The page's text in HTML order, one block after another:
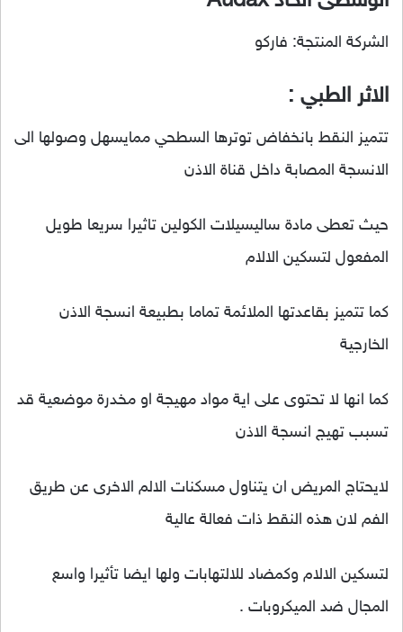
الشركة المنتجة: فاركو
الاثر الطبي :
تتميز النقط بانخفاض توترها السطحي ممايسهل وصولها الى
الانسجة المصابة داخل قناة الاذن
حيث تعطى مادة ساليسيلات الكولين تاثيرا سريعا طويل
المفعول لتسكين الالام
كما تتميز بقاعدتها الملائمة تماما بطبيعة انسجة الاذن
الخارجية
كما انها لا تحتوى على اية مواد مهيجة او مخدرة موضعية قد
تسبب تهيج انسجة الاذن
لايحتاج المريض ان يتناول مسكنات الالم الاخرى عن طريق
الفم لان هذه النقط ذات فعالة عالية
لتسكين الالام وكمضاد للالتهابات ولها ايضا تأثيرا واسع
المجال ضد الميكروبات .